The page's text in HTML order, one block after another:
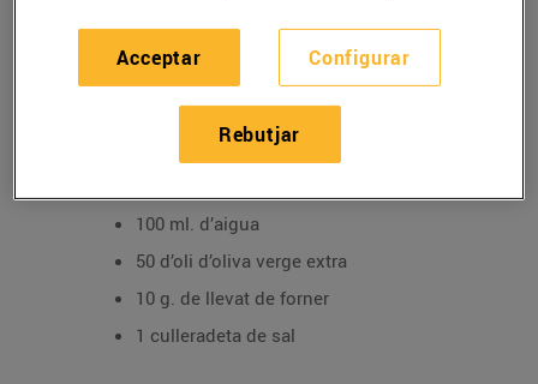
Ingredients per 4 persones:
Per a la massa de pizza:
100 ml. d’aigua
50 d’oli d’oliva verge extra
10 g. de llevat de forner
1 culleradeta de sal
Configurar
Rebutjar
Acceptar